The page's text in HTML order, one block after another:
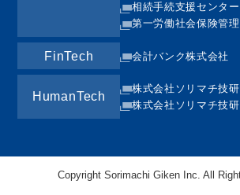
相続手続支援センタ
第一労働社会保険管
FinTech 会計バンク株式会社
HumanTech
株式会社ソリマチ技研
株式会社ソリマチ技
Copyright Sorimachi Giken Inc. All